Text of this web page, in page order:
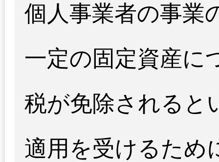
個人事業者の事業
一定の固定資産に
税が免除されると
適用を受けるため